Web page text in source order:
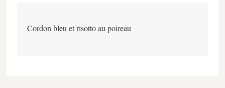
Cordon bleu et risotto au poireau